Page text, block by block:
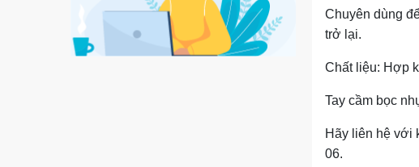
Chuyên dùng
trở lại.
Chất liệu: Hợp
Tay cầm bọc
Hãy liên hệ với
06.